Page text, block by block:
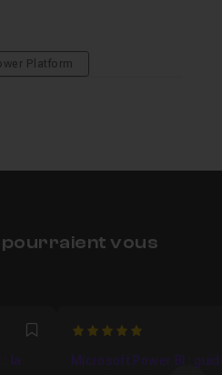
Platform
vous
Favori
: la
5
Microsoft Power BI :